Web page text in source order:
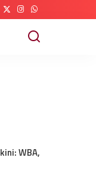
WBA,